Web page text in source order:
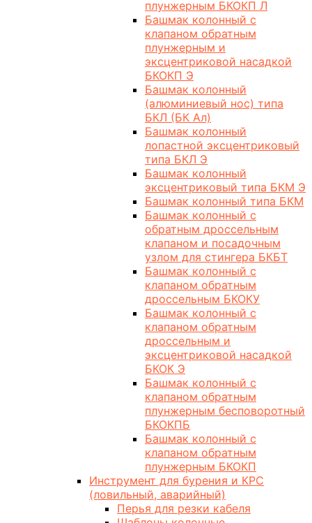
плунжерным БКОКП Л
Башмак колонный с
клапаном обратным
плунжерным и
эксцентриковой насадкой
БКОКП Э
Башмак колонный
(алюминиевый нос) типа
БКЛ (БК Ал)
Башмак колонный
лопастной эксцентриковый
типа БКЛ Э
Башмак колонный
эксцентриковый типа БКМ Э
Башмак колонный типа БКМ
Башмак колонный с
обратным дроссельным
клапаном и посадочным
узлом для стингера БКБТ
Башмак колонный с
клапаном обратным
дроссельным БКОКУ
Башмак колонный с
клапаном обратным
дроссельным и
эксцентриковой насадкой
БКОК Э
Башмак колонный с
клапаном обратным
плунжерным бесповоротный
БКОКПБ
Башмак колонный с
клапаном обратным
плунжерным БКОКП
Инструмент для бурения и КРС
(ловильный, аварийный)
Перья для резки кабеля